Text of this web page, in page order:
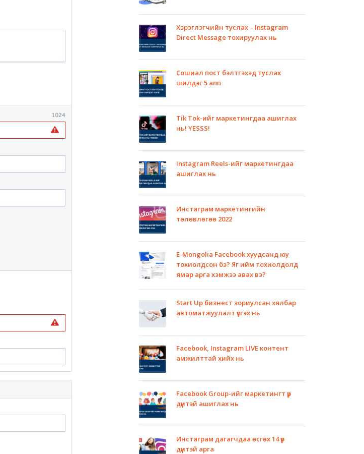
Хэрэглэгчийн туслах – Instagram
Direct Message тохируулах нь
Сошиал пост бэлтгэхэд туслах
шилдэг 5 апп
Tik Tok-ийг маркетингдаа ашиглах
нь! YESSS!
Instagram Reels-ийг маркетингдаа
ашиглах нь
Инстаграм маркетингийн
төлөвлөгөө 2022
E-Mongolia Facebook хуудсанд юу
тохиолдсон бэ? Яг ийм тохиолдолд
ямар арга хэмжээ авах вэ?
Start Up бизнест зориулсан хялбар
автоматжуулалт үүсгэх нь
Facebook, Instagram LIVE контент
амжилттай хийх нь
Facebook Group-ийг маркетингт үр
дүнтэй ашиглах нь
Инстаграм дагагчдаа өсгөх 14 үр
дүнтэй арга